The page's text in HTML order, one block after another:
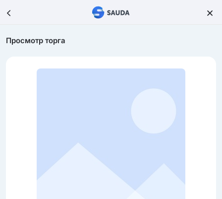
Просмотр торга